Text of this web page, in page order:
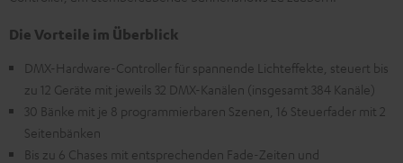
Die Vorteile im Überblick
DMX-Hardware-Controller für spannende Lichteffekte, steuert bis
zu 12 Geräte mit jeweils 32 DMX-Kanälen (insgesamt 384 Kanäle)
30 Bänke mit je 8 programmierbaren Szenen, 16 Steuerfader mit 2
Seitenbänken
Bis zu 6 Chases mit entsprechenden Fade-Zeiten und